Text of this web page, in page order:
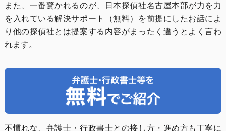
また、一番驚かれるのが、日本探偵社名古屋本部が力を力
を入れている解決サポート（無料）を前提にしたお話によ
り他の探偵社とは提案する内容がまったく違うとよく言わ
れます。
不慣れな、弁護士・行政書士との接し方・進め方も丁寧に